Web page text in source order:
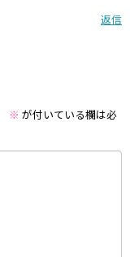
返信
※ が付いている欄は必